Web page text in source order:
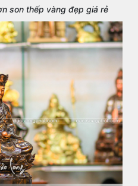
son thếp vàng đẹp giá rẻ